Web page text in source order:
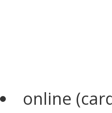
online